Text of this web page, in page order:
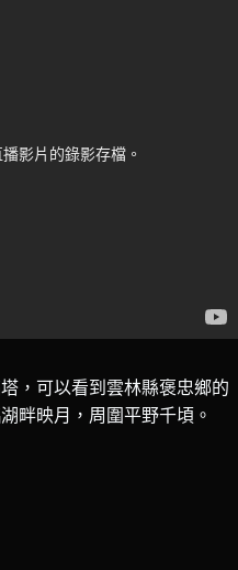
，可以看到雲林縣褒忠鄉的
畔映月，周圍平野千頃。